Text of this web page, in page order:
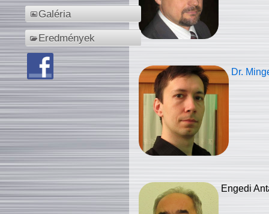
Galéria
Eredmények
Dr.
Engedi